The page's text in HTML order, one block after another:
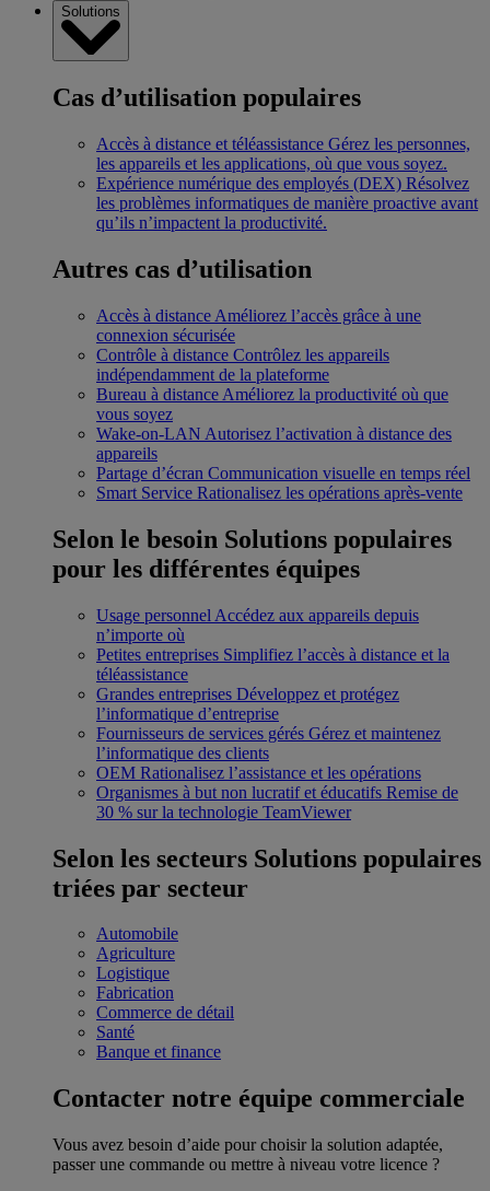
Solutions
Cas d’utilisation populaires
Accès à distance et téléassistance Gérez les personnes,
les appareils et les applications, où que vous soyez.
Expérience numérique des employés (DEX) Résolvez
les problèmes informatiques de manière proactive avant
qu’ils n’impactent la productivité.
Autres cas d’utilisation
Accès à distance Améliorez l’accès grâce à une
connexion sécurisée
Contrôle à distance Contrôlez les appareils
indépendamment de la plateforme
Bureau à distance Améliorez la productivité où que
vous soyez
Wake-on-LAN Autorisez l’activation à distance des
appareils
Partage d’écran Communication visuelle en temps réel
Smart Service Rationalisez les opérations après-vente
Selon le besoin Solutions populaires
pour les différentes équipes
Usage personnel Accédez aux appareils depuis
n’importe où
Petites entreprises Simplifiez l’accès à distance et la
téléassistance
Grandes entreprises Développez et protégez
l’informatique d’entreprise
Fournisseurs de services gérés Gérez et maintenez
l’informatique des clients
OEM Rationalisez l’assistance et les opérations
Organismes à but non lucratif et éducatifs Remise de
30 % sur la technologie TeamViewer
Selon les secteurs Solutions populaires
triées par secteur
Automobile
Agriculture
Logistique
Fabrication
Commerce de détail
Santé
Banque et finance
Contacter notre équipe commerciale
Vous avez besoin d’aide pour choisir la solution adaptée,
passer une commande ou mettre à niveau votre licence ?